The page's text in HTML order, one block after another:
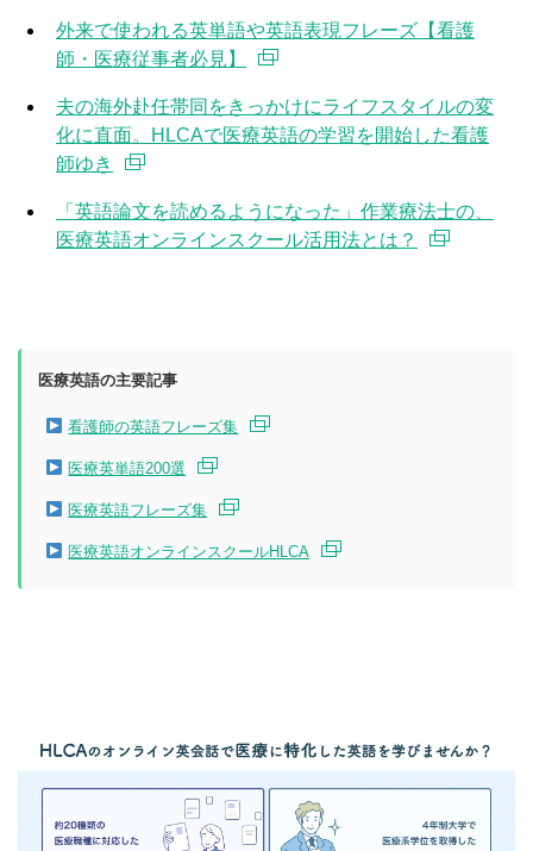
外来で使われる英単語や英語表現フレーズ【看護
師・医療従事者必見】
夫の海外赴任帯同をきっかけにライフスタイルの変
化に直面。HLCAで医療英語の学習を開始した看護
師ゆき
「英語論文を読めるようになった」作業療法士の、
医療英語オンラインスクール活用法とは？
医療英語の主要記事
看護師の英語フレーズ集
医療英単語200選
医療英語フレーズ集
医療英語オンラインスクールHLCA